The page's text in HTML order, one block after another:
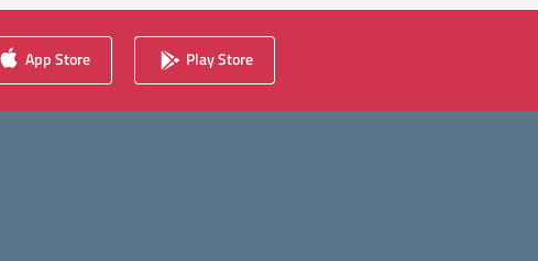
App Store Play Store